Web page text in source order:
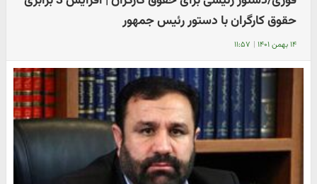
حقوق کارگران با دستور رئیس جمهور
۱۴ بهمن ۱۴۰۱ | ۱۱:۵۷